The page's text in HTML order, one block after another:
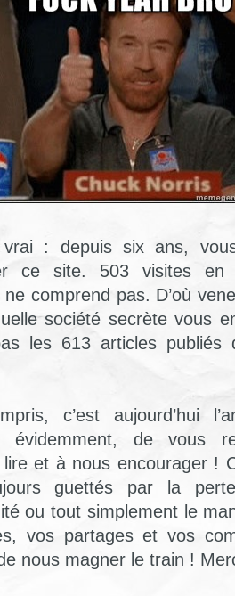
vrai : depuis six ans,
ce site. 503 visites en
comprend pas. D’où
société secrète vous
les 613 articles publiés
c’est aujourd’hui
évidemment, de vous
et à nous encourager !
guettés par la
ou tout simplement le
vos partages et vos
nous magner le train !